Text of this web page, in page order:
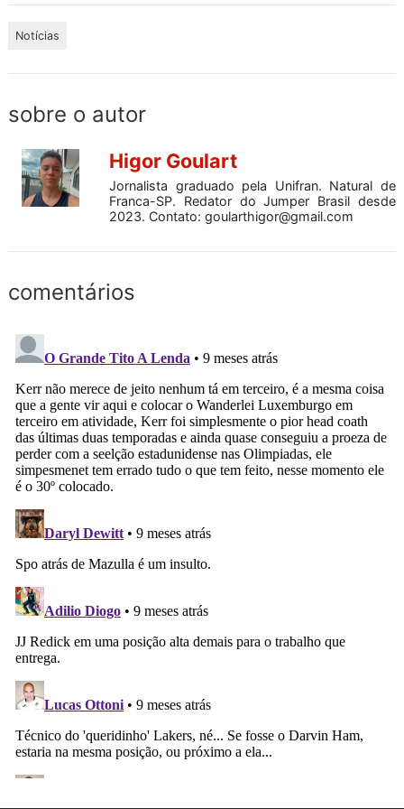
Notícias
sobre o autor
Higor Goulart
Jornalista graduado pela Unifran. Natural de
Franca-SP. Redator do Jumper Brasil desde
2023. Contato: goularthigor@gmail.com
comentários